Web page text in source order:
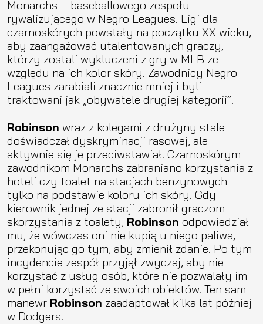
Monarchs – baseballowego zespołu
rywalizującego w Negro Leagues. Ligi dla
czarnoskórych powstały na początku XX wieku,
aby zaangażować utalentowanych graczy,
którzy zostali wykluczeni z gry w MLB ze
względu na ich kolor skóry. Zawodnicy Negro
Leagues zarabiali znacznie mniej i byli
traktowani jak „obywatele drugiej kategorii”.
Robinson wraz z kolegami z drużyny stale
doświadczał dyskryminacji rasowej, ale
aktywnie się je przeciwstawiał. Czarnoskórym
zawodnikom Monarchs zabraniano korzystania z
hoteli czy toalet na stacjach benzynowych
tylko na podstawie koloru ich skóry. Gdy
kierownik jednej ze stacji zabronił graczom
skorzystania z toalety, Robinson odpowiedział
mu, że wówczas oni nie kupią u niego paliwa,
przekonując go tym, aby zmienił zdanie. Po tym
incydencie zespół przyjął zwyczaj, aby nie
korzystać z usług osób, które nie pozwalały im
w pełni korzystać ze swoich obiektów. Ten sam
manewr Robinson zaadaptował kilka lat później
w Dodgers.